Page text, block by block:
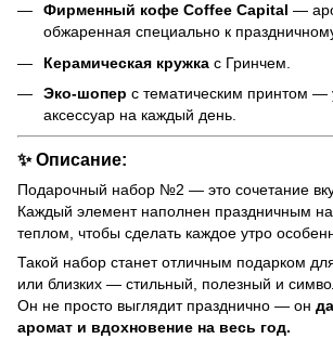
Фирменный кофе Coffee Capital —
обжаренная специально к
Керамическая кружка с Гринчем.
Эко-шопер с тематическим принтом —
аксессуар на каждый день.
✨Описание:
Подарочный набор №2 — это сочетание
Каждый элемент наполнен праздничным
теплом, чтобы сделать каждое утро
Такой набор станет отличным подарком
или близких — стильный, полезный и
Он не просто выглядит празднично — он
аромат и вдохновение на весь год.